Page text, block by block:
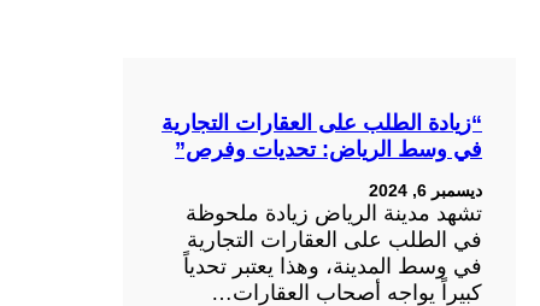
“زيادة الطلب على العقارات التجارية
في وسط الرياض: تحديات وفرص”
ديسمبر 6, 2024
تشهد مدينة الرياض زيادة ملحوظة
في الطلب على العقارات التجارية
في وسط المدينة، وهذا يعتبر تحدياً
كبيراً يواجه أصحاب العقارات…